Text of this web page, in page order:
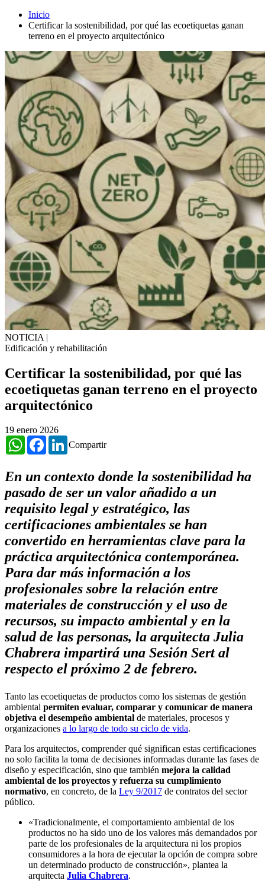
Inicio
Certificar la sostenibilidad, por qué las ecoetiquetas ganan
terreno en el proyecto arquitectónico
NOTICIA |
Edificación y rehabilitación
Certificar la sostenibilidad, por qué las
ecoetiquetas ganan terreno en el proyecto
arquitectónico
19 enero 2026
Compartir
WhatsAppFacebookLinkedIn
En un contexto donde la sostenibilidad ha
pasado de ser un valor añadido a un
requisito legal y estratégico, las
certificaciones ambientales se han
convertido en herramientas clave para la
práctica arquitectónica contemporánea.
Para dar más información a los
profesionales sobre la relación entre
materiales de construcción y el uso de
recursos, su impacto ambiental y en la
salud de las personas, la arquitecta Julia
Chabrera impartirá una Sesión Sert al
respecto el próximo 2 de febrero.
Tanto las ecoetiquetas de productos como los sistemas de gestión
ambiental permiten evaluar, comparar y comunicar de manera
objetiva el desempeño ambiental de materiales, procesos y
organizaciones a lo largo de todo su ciclo de vida.
Para los arquitectos, comprender qué significan estas certificaciones
no solo facilita la toma de decisiones informadas durante las fases de
diseño y especificación, sino que también mejora la calidad
ambiental de los proyectos y refuerza su cumplimiento
normativo, en concreto, de la Ley 9/2017 de contratos del sector
público.
«Tradicionalmente, el comportamiento ambiental de los
productos no ha sido uno de los valores más demandados por
parte de los profesionales de la arquitectura ni los propios
consumidores a la hora de ejecutar la opción de compra sobre
un determinado producto de construcción», plantea la
arquitecta Julia Chabrera.